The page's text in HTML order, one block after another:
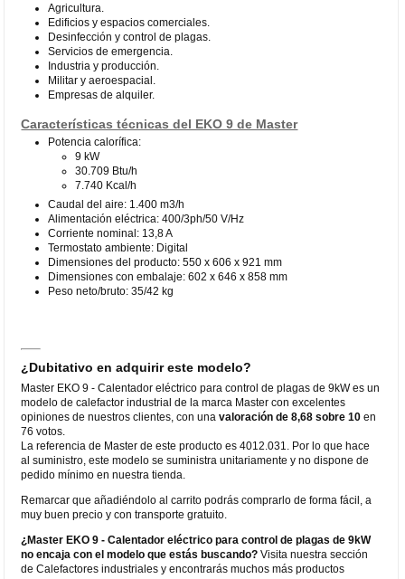
Agricultura.
Edificios y espacios comerciales.
Desinfección y control de plagas.
Servicios de emergencia.
Industria y producción.
Militar y aeroespacial.
Empresas de alquiler.
Características técnicas del EKO 9 de Master
Potencia calorífica:
9 kW
30.709 Btu/h
7.740 Kcal/h
Caudal del aire: 1.400 m3/h
Alimentación eléctrica: 400/3ph/50 V/Hz
Corriente nominal: 13,8 A
Termostato ambiente: Digital
Dimensiones del producto: 550 x 606 x 921 mm
Dimensiones con embalaje: 602 x 646 x 858 mm
Peso neto/bruto: 35/42 kg
¿Dubitativo en adquirir este modelo?
Master EKO 9 - Calentador eléctrico para control de plagas de 9kW es un
modelo de calefactor industrial de la marca Master con excelentes
opiniones de nuestros clientes, con unavaloración de 8,68 sobre 10 en
76 votos.
La referencia de Master de este producto es 4012.031. Por lo que hace
al suministro, este modelo se suministra unitariamente y no dispone de
pedido mínimo en nuestra tienda.
Remarcar que añadiéndolo al carrito podrás comprarlo de forma fácil, a
muy buen precio y con transporte gratuito.
¿Master EKO 9 - Calentador eléctrico para control de plagas de 9kW
no encaja con el modelo que estás buscando? Visita nuestra sección
de Calefactores industriales y encontrarás muchos más productos